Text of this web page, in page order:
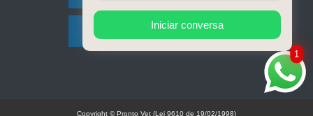
Mapa do site
1
Iniciar conversa
Copyright © Pronto Vet (Lei 9610 de 19/02/1998)